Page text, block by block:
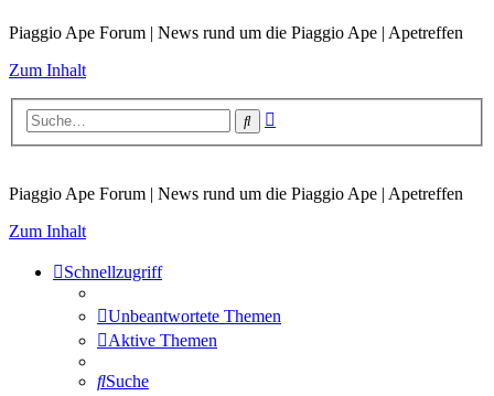
Piaggio Ape Forum | News rund um die Piaggio Ape | Apetreffen
Zum Inhalt
Suche
Piaggio Ape Forum | News rund um die Piaggio Ape | Apetreffen
Zum Inhalt
Schnellzugriff
Unbeantwortete Themen
Aktive Themen
Suche